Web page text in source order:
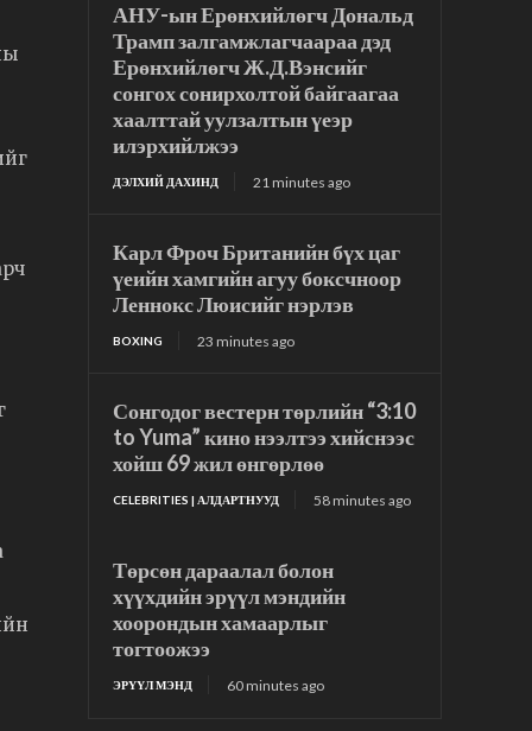
АНУ-ын Ерөнхийлөгч Дональд
Трамп залгамжлагчаараа дэд
Ерөнхийлөгч Ж.Д.Вэнсийг
сонгох сонирхолтой байгаагаа
хаалттай уулзалтын үеэр
илэрхийлжээ
ДЭЛХИЙ ДАХИНД 21 minutes ago
Карл Фроч Британийн бүх цаг
үеийн хамгийн агуу боксчноор
Леннокс Люисийг нэрлэв
BOXING 23 minutes ago
Сонгодог вестерн төрлийн “3:10
to Yuma” кино нээлтээ хийснээс
хойш 69 жил өнгөрлөө
CELEBRITIES | АЛДАРТНУУД 58 minutes ago
Төрсөн дараалал болон
хүүхдийн эрүүл мэндийн
хоорондын хамаарлыг
тогтоожээ
ЭРҮҮЛ МЭНД 60 minutes ago